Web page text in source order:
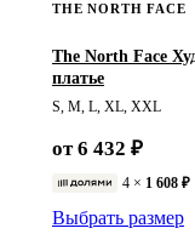
THE NORTH FACE
The North Face
платье
S, M, L, XL, XXL
от 6 432 ₽
4 × 1 608 ₽
Выбрать размер